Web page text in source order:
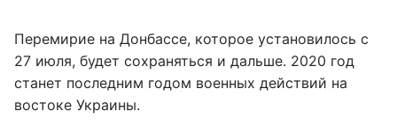
Перемирие на Донбассе, которое установилось с
27 июля, будет сохраняться и дальше. 2020 год
станет последним годом военных действий на
востоке Украины.